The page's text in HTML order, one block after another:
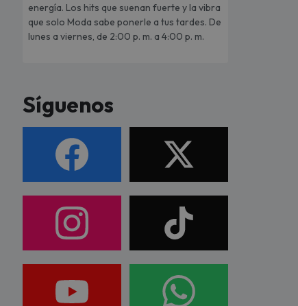
energía. Los hits que suenan fuerte y la vibra
que solo Moda sabe ponerle a tus tardes. De
lunes a viernes, de 2:00 p. m. a 4:00 p. m.
Síguenos